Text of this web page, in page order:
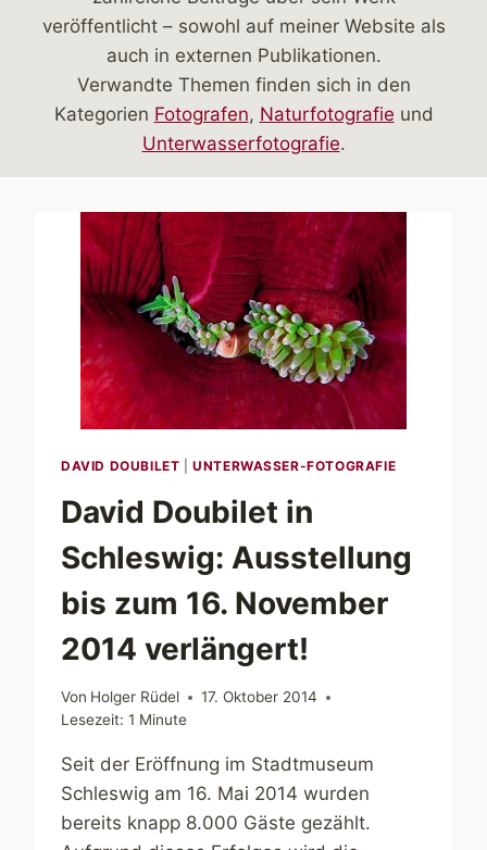
veröffentlicht – sowohl auf meiner Website als
auch in externen Publikationen.
Verwandte Themen finden sich in den
Kategorien Fotografen, Naturfotografie und
Unterwasserfotografie.
DAVID DOUBILET |UNTERWASSER-FOTOGRAFIE
David Doubilet in
Schleswig: Ausstellung
bis zum 16. November
2014 verlängert!
Von Holger Rüdel
17. Oktober 2014
Lesezeit: 1 Minute
Seit der Eröffnung im Stadtmuseum
Schleswig am 16. Mai 2014 wurden
bereits knapp 8.000 Gäste gezählt.